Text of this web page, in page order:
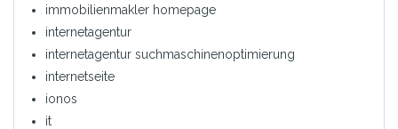
immobilienmakler homepage
internetagentur
internetagentur suchmaschinenoptimierung
internetseite
ionos
it